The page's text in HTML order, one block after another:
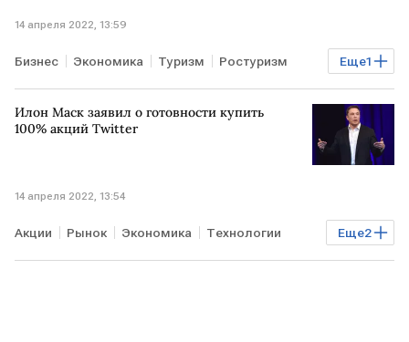
14 апреля 2022, 13:59
Еще1
Бизнес Экономика Туризм Ростуризм
отели
Илон Маск заявил о готовности купить
100% акций Twitter
14 апреля 2022, 13:54
Еще2
Акции Рынок Экономика Технологии
Илон Маск Twitter